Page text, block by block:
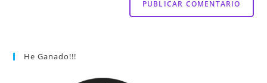
He Ganado!!!